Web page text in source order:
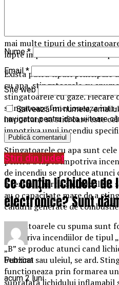
Stingatoarele sunt un
in cazul incendiilor, care
moarte, intre distrugerea
mai multe tipuri de
lupte impotriva anumitor
Exista patru tipuri principale
cu apa, stingatoarele cu
stingatoarele cu gaze.
stingatoare functioneaza
important sa stiti care este
impotriva unui incendiu
Stingatoarele cu apa sunt
pentru a lupta impotriva
de incendiu se produce
fi lemnul, hartia sau textilele,
au o capacitate mare de a
caldurii generate de
Stingatoarele cu spuma
impotriva incendiilor de tipul
„B” se produc atunci cand
benzina sau uleiul, se ard.
functioneaza prin formarea
suprafata lichidului inflamabil
Nume*
Email*
Site web
Salvează-mi numele,
navigator pentru data viitoare
Știri din județ
Ce conţin lichidele de
electronice? Sunt
Publicat
acum 2 luni